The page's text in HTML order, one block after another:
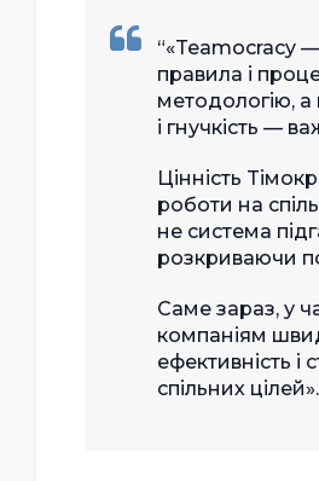
«Teamocracy
правила і
методологію, а
і гнучкість —
Цінність
роботи на
не система
розкриваючи
Саме зараз, у
компаніям
ефективність
спільних цілей».